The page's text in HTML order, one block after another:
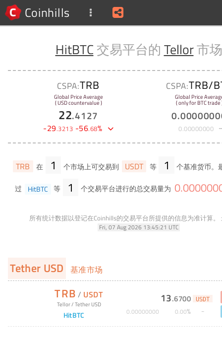
Coinhills
HitBTC 交易平台的 Tellor市场
CSPA:TRB
Global Price Average
( USD countervalue )
22.4127
-29.3213 -56.68%
CSPA:TRB/
Global Price
( only for BTC trade
0.
0.00000000
TRB 在 1 个市场上可交易到 USDT 等 1 个基准货币。
过 HitBTC 等 1 个交易平台进行的总交易量为 0.
所有统计数据以登记在Coinhills的交易平台所提供的信息为准计算。
Fri, 07 Aug 2026 13:45:21 UTC
Tether USD 基准市场
TRB / USDT
Tellor/Tether USD
HitBTC
13.6700 USDT
0.00000000 0.00%